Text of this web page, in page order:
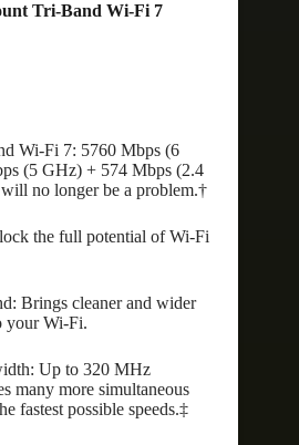
Tri-Band Wi-Fi 7
Wi-Fi 7: 5760 Mbps (6
(5 GHz) + 574 Mbps (2.4
no longer be a problem.†
the full potential of Wi-Fi
Brings cleaner and wider
your Wi-Fi.
Up to 320 MHz
many more simultaneous
fastest possible speeds.‡